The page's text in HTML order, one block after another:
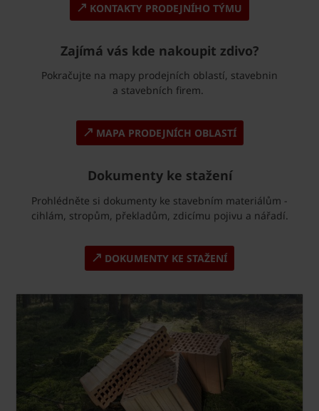
KONTAKTY PRODEJNÍHO TÝMU
Zajímá vás kde nakoupit zdivo?
Pokračujte na mapy prodejních oblastí, stavebnin
a stavebních firem.
MAPA PRODEJNÍCH OBLASTÍ
Dokumenty ke stažení
Prohlédněte si dokumenty ke stavebním materiálům -
cihlám, stropům, překladům, zdicímu pojivu a nářadí.
DOKUMENTY KE STAŽENÍ